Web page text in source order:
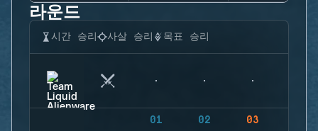
라운드
시간 승리 사살 승리 목표 승리
01 02 03